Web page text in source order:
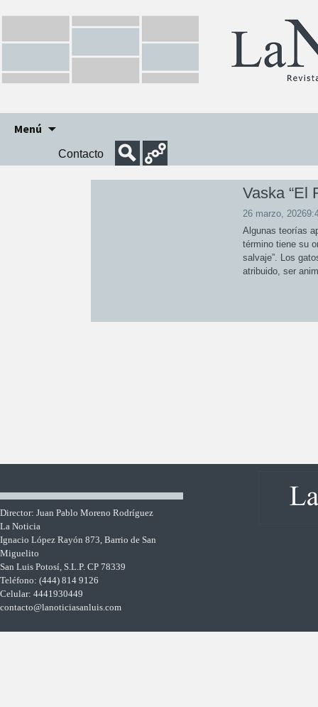
Menú
contenido
Contacto
Vaska “El
26 marzo,
Algunas teorías
término tiene su
salvaje”. Los
atribuido, ser
Director: Juan Pablo Moreno Rodríguez
La Noticia
Ignacio López Rayón 873, Barrio de San
Miguelito
San Luis Potosí, S.L.P. CP 78339
Teléfono: (444) 814 9126
Celular: 4441930449
contacto@lanoticiasanluis.com